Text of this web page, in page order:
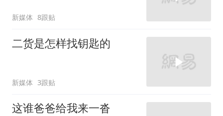
新媒体 8跟贴
二货是怎样找钥匙的
新媒体 3跟贴
这谁爸爸给我来一沓